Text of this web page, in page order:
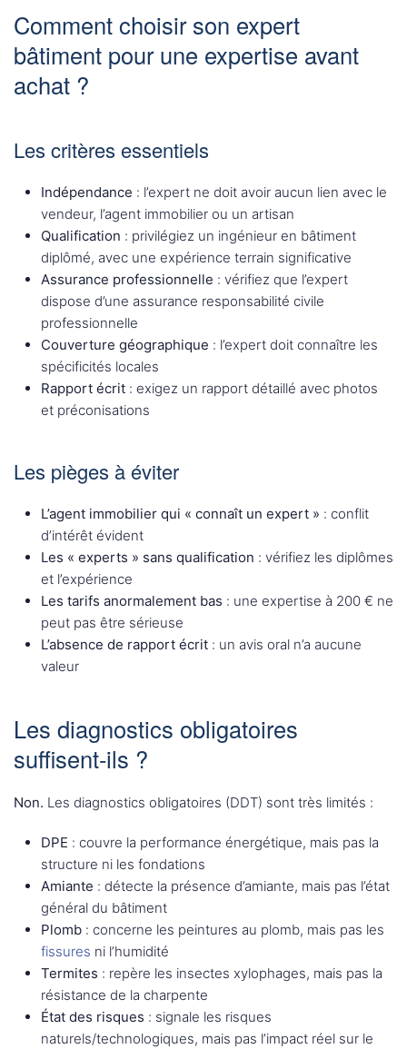
Comment choisir son expert
bâtiment pour une expertise avant
achat ?
Les critères essentiels
Indépendance : l’expert ne doit avoir aucun lien avec le
vendeur, l’agent immobilier ou un artisan
Qualification : privilégiez un ingénieur en bâtiment
diplômé, avec une expérience terrain significative
Assurance professionnelle : vérifiez que l’expert
dispose d’une assurance responsabilité civile
professionnelle
Couverture géographique : l’expert doit connaître les
spécificités locales
Rapport écrit : exigez un rapport détaillé avec photos
et préconisations
Les pièges à éviter
L’agent immobilier qui « connaît un expert » : conflit
d’intérêt évident
Les « experts » sans qualification : vérifiez les diplômes
et l’expérience
Les tarifs anormalement bas : une expertise à 200 € ne
peut pas être sérieuse
L’absence de rapport écrit : un avis oral n’a aucune
valeur
Les diagnostics obligatoires
suffisent-ils ?
Non. Les diagnostics obligatoires (DDT) sont très limités :
DPE : couvre la performance énergétique, mais pas la
structure ni les fondations
Amiante : détecte la présence d’amiante, mais pas l’état
général du bâtiment
Plomb : concerne les peintures au plomb, mais pas les
fissures ni l’humidité
Termites : repère les insectes xylophages, mais pas la
résistance de la charpente
État des risques : signale les risques
naturels/technologiques, mais pas l’impact réel sur le